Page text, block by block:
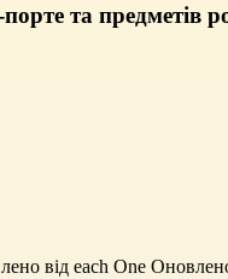
та предметів
від each One